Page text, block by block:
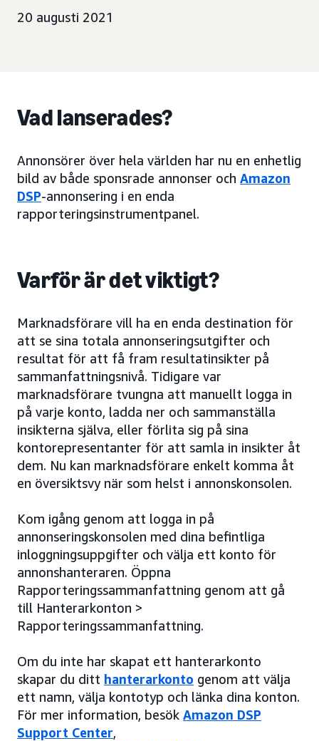
20 augusti 2021
Vad lanserades?
Annonsörer över hela världen har nu en enhetlig
bild av både sponsrade annonser och Amazon
DSP-annonsering i en enda
rapporteringsinstrumentpanel.
Varför är det viktigt?
Marknadsförare vill ha en enda destination för
att se sina totala annonseringsutgifter och
resultat för att få fram resultatinsikter på
sammanfattningsnivå. Tidigare var
marknadsförare tvungna att manuellt logga in
på varje konto, ladda ner och sammanställa
insikterna själva, eller förlita sig på sina
kontorepresentanter för att samla in insikter åt
dem. Nu kan marknadsförare enkelt komma åt
en översiktsvy när som helst i annonskonsolen.
Kom igång genom att logga in på
annonseringskonsolen med dina befintliga
inloggningsuppgifter och välja ett konto för
annonshanteraren. Öppna
Rapporteringssammanfattning genom att gå
till Hanterarkonton >
Rapporteringssammanfattning.
Om du inte har skapat ett hanterarkonto
skapar du ditt hanterarkonto genom att välja
ett namn, välja kontotyp och länka dina konton.
För mer information, besök Amazon DSP
Support Center,